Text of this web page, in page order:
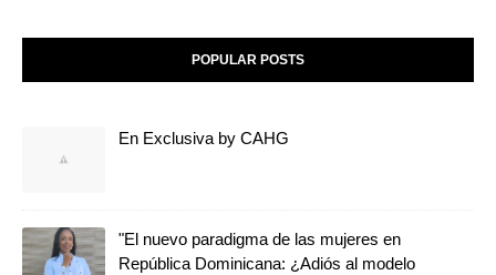
POPULAR POSTS
En Exclusiva by CAHG
"El nuevo paradigma de las mujeres en
República Dominicana: ¿Adiós al modelo